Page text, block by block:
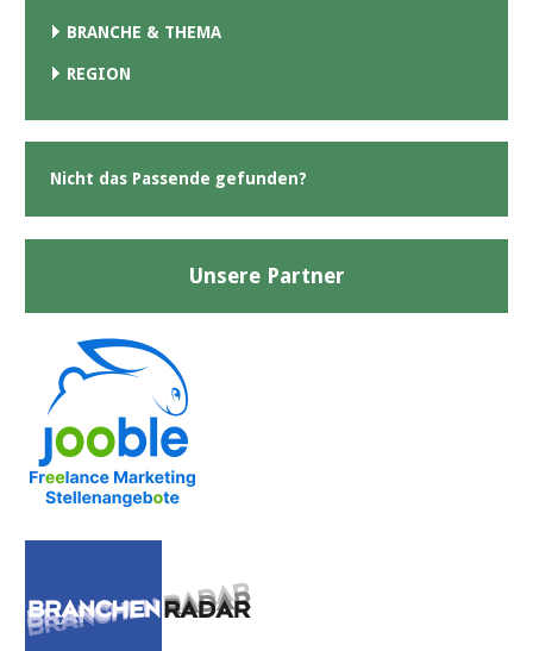
BRANCHE & THEMA
REGION
Nicht das Passende gefunden?
Unsere Partner